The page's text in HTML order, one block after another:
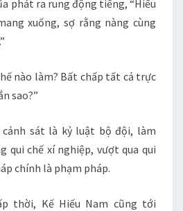
phát ra rung động tiếng, “Hiểu
xuống, sợ rằng nàng cùng
nào làm? Bất chấp tất cả trực
sao?”
cảnh sát là kỷ luật bộ đội, làm
qui chế xí nghiệp, vượt qua qui
chính là phạm pháp.
thời, Kế Hiếu Nam cũng tới